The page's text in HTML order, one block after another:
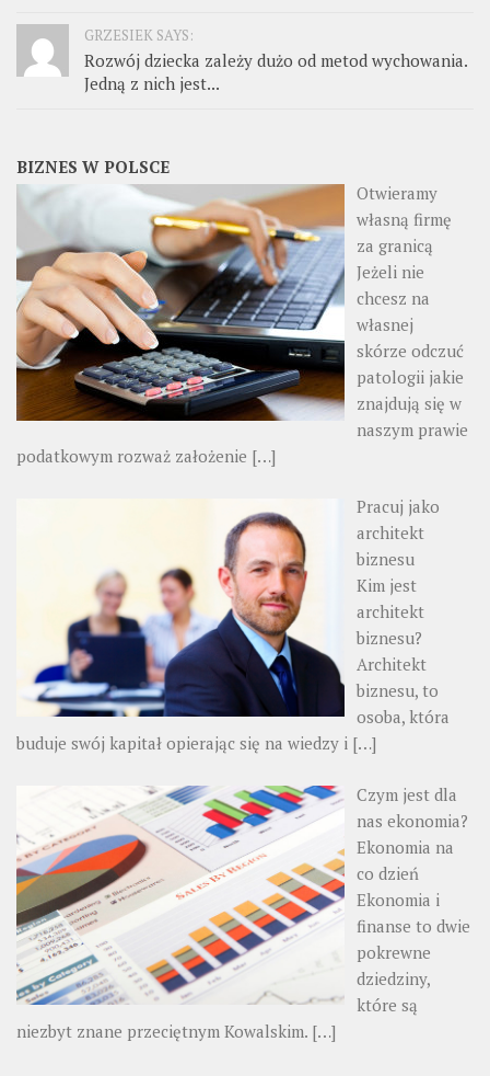
GRZESIEK SAYS:
Rozwój dziecka zależy dużo od metod wychowania.
Jedną z nich jest...
BIZNES W POLSCE
Otwieramy
własną firmę
za granicą
Jeżeli nie
chcesz na
własnej
skórze odczuć
patologii jakie
znajdują się w
naszym prawie
podatkowym rozważ założenie […]
Pracuj jako
architekt
biznesu
Kim jest
architekt
biznesu?
Architekt
biznesu, to
osoba, która
buduje swój kapitał opierając się na wiedzy i […]
Czym jest dla
nas ekonomia?
Ekonomia na
co dzień
Ekonomia i
finanse to dwie
pokrewne
dziedziny,
które są
niezbyt znane przeciętnym Kowalskim. […]